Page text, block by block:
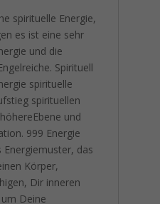
spirituelle Energie,
es ist eine sehr
und die
Spirituell
spirituelle
spirituellen
und
999 Energie
das
Körper,
Dir inneren
Deine